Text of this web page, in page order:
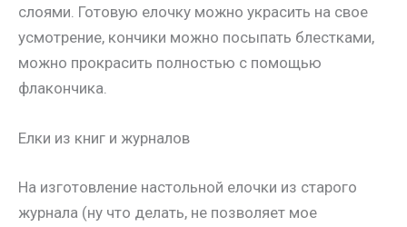
слоями. Готовую елочку можно украсить на свое
усмотрение, кончики можно посыпать блестками,
можно прокрасить полностью с помощью
флакончика.
Елки из книг и журналов
На изготовление настольной елочки из старого
журнала (ну что делать, не позволяет мое